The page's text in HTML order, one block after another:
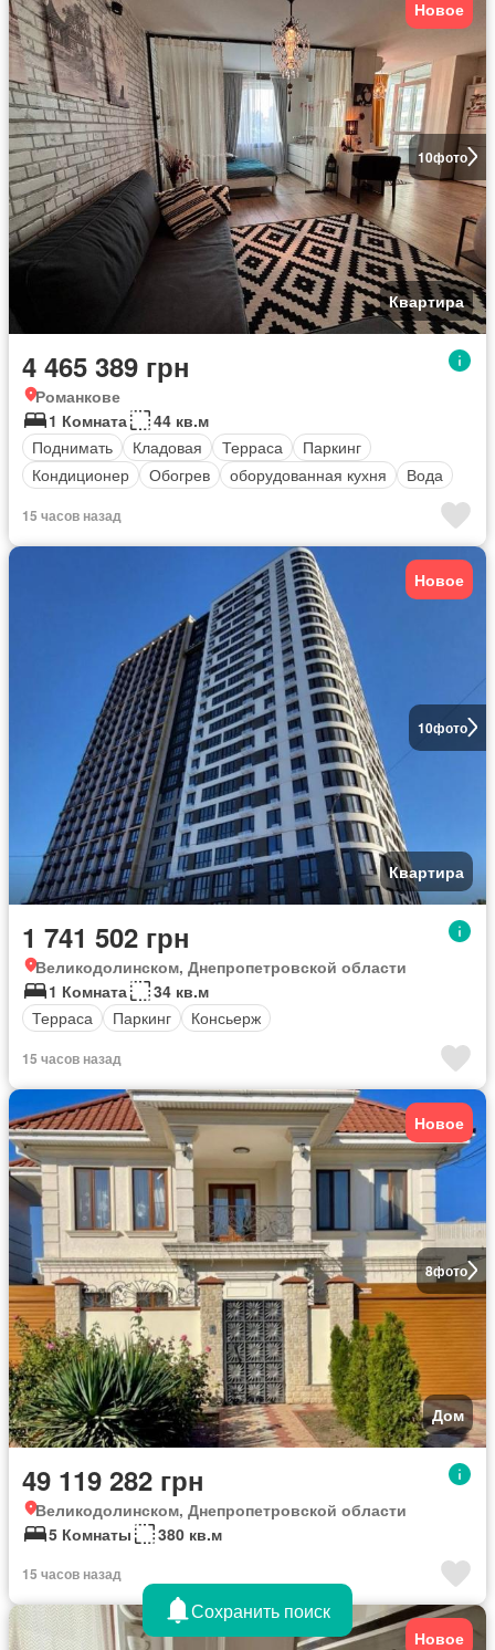
10фото
Новое
Квартира
4 465 389 грн
Романкове
1 Комната
44 кв.м
Поднимать
Кладовая Терраса
Паркинг
Кондиционер
Обогрев оборудованная кухня Вода
15 часов назад
10фото
Новое
Квартира
1 741 502 грн
Великодолинском, Днепропетровской области
1 Комната
34 кв.м
Терраса
Паркинг Консьерж
15 часов назад
8фото
Новое
Дом
49 119 282 грн
Великодолинском, Днепропетровской области
5 Комнаты
380 кв.м
15 часов назад
Новое
Сохранить поиск